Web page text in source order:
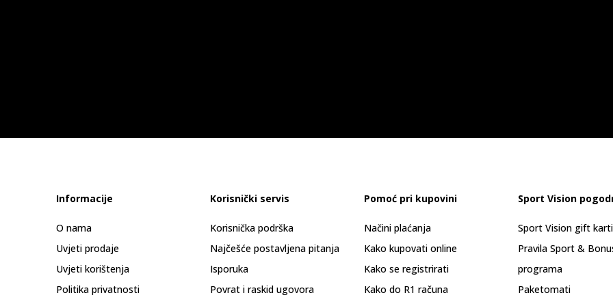
Informacije
O nama
Uvjeti prodaje
Uvjeti korištenja
Politika privatnosti
Korisnički servis
Korisnička podrška
Najčešće postavljena pitanja
Isporuka
Povrat i raskid ugovora
Pomoć pri kupovini
Načini plaćanja
Kako kupovati online
Kako se registrirati
Kako do R1 računa
Sport Vision
Sport Vision gift
Pravila Sport &
programa
Paketomati